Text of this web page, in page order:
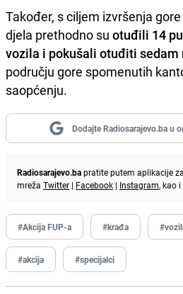
Također, s ciljem izvršenja
djela prethodno su otuđili 14
vozila i pokušali otuđiti sedam
području gore spomenutih
saopćenju.
Dodajte Radiosarajevo.ba u
Radiosarajevo.bapratite putem aplikacije za
mreža Twitter | Facebook | Instagram, kao
#Akcija FUP-a #krađa
#akcija #specijalci